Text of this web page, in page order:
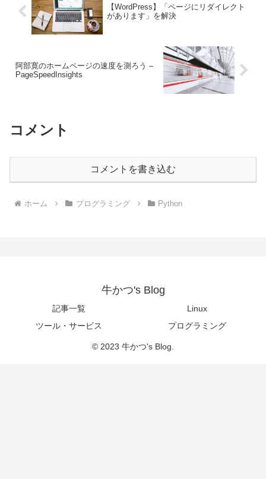
【WordPress】「ページにリダイレクト
があります」を解決
阿部寛のホームページの速度を測ろう –
PageSpeedInsights
コメント
コメントを書き込む
ホーム プログラミング Python
牛かつ's Blog
記事一覧
Linux
ツール・サービス
プログラミング
© 2023 牛かつ's Blog.